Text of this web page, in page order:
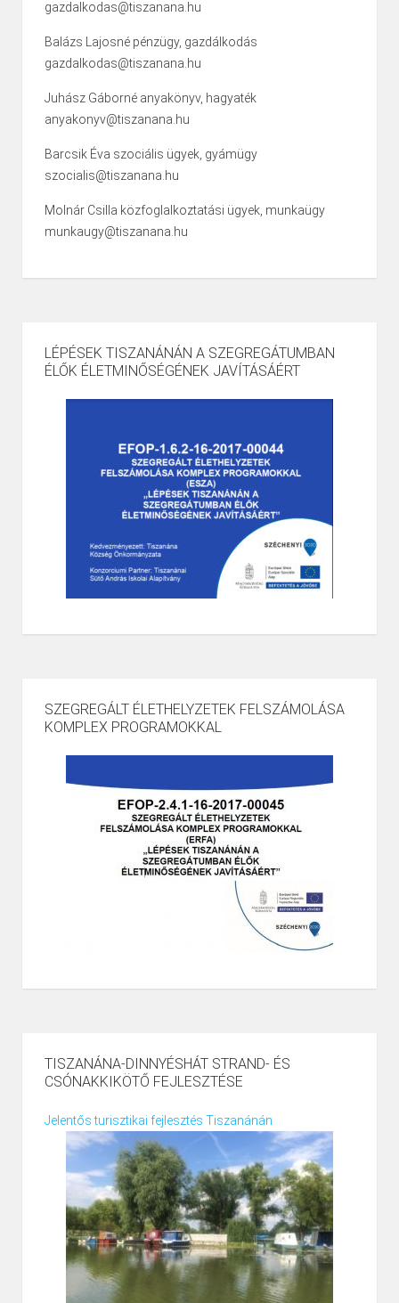
gazdalkodas@tiszanana.hu
Balázs Lajosné pénzügy, gazdálkodás
gazdalkodas@tiszanana.hu
Juhász Gáborné anyakönyv, hagyaték
anyakonyv@tiszanana.hu
Barcsik Éva szociális ügyek, gyámügy
szocialis@tiszanana.hu
Molnár Csilla közfoglalkoztatási ügyek, munkaügy
munkaugy@tiszanana.hu
LÉPÉSEK TISZANÁNÁN A SZEGREGÁTUMBAN
ÉLŐK ÉLETMINŐSÉGÉNEK JAVÍTÁSÁÉRT
SZEGREGÁLT ÉLETHELYZETEK FELSZÁMOLÁSA
KOMPLEX PROGRAMOKKAL
TISZANÁNA-DINNYÉSHÁT STRAND- ÉS
CSÓNAKKIKÖTŐ FEJLESZTÉSE
Jelentős turisztikai fejlesztés Tiszanánán